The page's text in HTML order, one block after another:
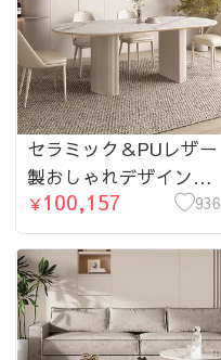
セラミック＆PUレザー
製おしゃれデザインテ
ーブル｜ラグジュアリ
ーなダイニング体験を
あなたに hsj-2261-
table
￥100,157 936